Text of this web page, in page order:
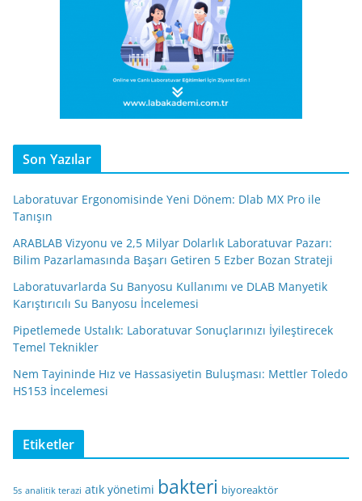
Son Yazılar
Laboratuvar Ergonomisinde Yeni Dönem: Dlab MX Pro ile
Tanışın
ARABLAB Vizyonu ve 2,5 Milyar Dolarlık Laboratuvar Pazarı:
Bilim Pazarlamasında Başarı Getiren 5 Ezber Bozan Strateji
Laboratuvarlarda Su Banyosu Kullanımı ve DLAB Manyetik
Karıştırıcılı Su Banyosu İncelemesi
Pipetlemede Ustalık: Laboratuvar Sonuçlarınızı İyileştirecek
Temel Teknikler
Nem Tayininde Hız ve Hassasiyetin Buluşması: Mettler Toledo
HS153 İncelemesi
Etiketler
5s analitik terazi atık yönetimi bakteri biyoreaktör